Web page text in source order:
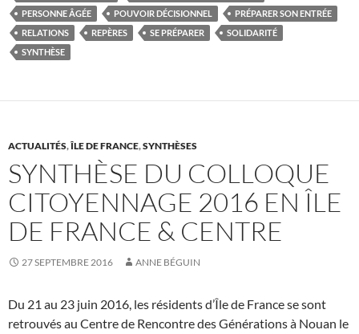
PERSONNE ÂGÉE
POUVOIR DÉCISIONNEL
PRÉPARER SON ENTRÉE
RELATIONS
REPÈRES SE PRÉPARER
SOLIDARITÉ
SYNTHÈSE
ACTUALITÉS,ÎLE DE FRANCE,SYNTHÈSES
SYNTHÈSE DU COLLOQUE
CITOYENNAGE 2016 EN ÎLE
DE FRANCE & CENTRE
27 SEPTEMBRE 2016 ANNE BÉGUIN
Du 21 au 23 juin 2016, les résidents d’Île de France se sont
retrouvés au Centre de Rencontre des Générations à Nouan le